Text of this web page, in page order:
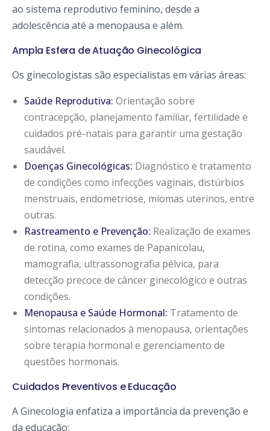
ao sistema reprodutivo feminino, desde a
adolescência até a menopausa e além.
Ampla Esfera de Atuação Ginecológica
Os ginecologistas são especialistas em várias áreas:
Saúde Reprodutiva: Orientação sobre
contracepção, planejamento familiar, fertilidade e
cuidados pré-natais para garantir uma gestação
saudável.
Doenças Ginecológicas: Diagnóstico e tratamento
de condições como infecções vaginais, distúrbios
menstruais, endometriose, miomas uterinos, entre
outras.
Rastreamento e Prevenção: Realização de exames
de rotina, como exames de Papanicolau,
mamografia, ultrassonografia pélvica, para
detecção precoce de câncer ginecológico e outras
condições.
Menopausa e Saúde Hormonal: Tratamento de
sintomas relacionados à menopausa, orientações
sobre terapia hormonal e gerenciamento de
questões hormonais.
Cuidados Preventivos e Educação
A Ginecologia enfatiza a importância da prevenção e
da educação: